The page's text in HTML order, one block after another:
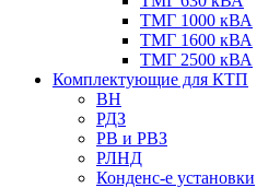
ТМГ 1000 кВА
ТМГ 1600 кВА
ТМГ 2500 кВА
Комплектующие для КТП
ВН
РДЗ
РВ и РВЗ
РЛНД
Конденс-е установки